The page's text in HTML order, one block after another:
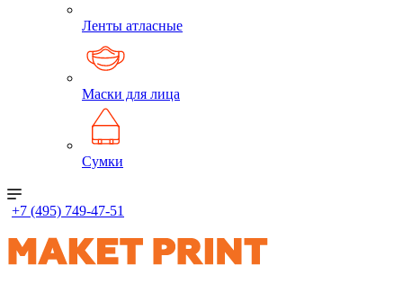
Ленты атласные
Маски для лица
Сумки
+7 (495) 749-47-51